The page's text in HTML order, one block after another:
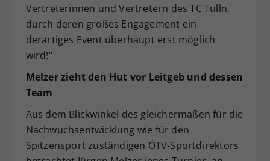
Vertreterinnen und Vertretern des TC Tulln,
durch deren großes Engagement ein
derartiges Event überhaupt erst möglich
wird!“
Melzer zieht den Hut vor Leitgeb und dessen
Team
Aus dem Blickwinkel des gleichermaßen für die
Nachwuchsentwicklung wie für den
Spitzensport zuständigen ÖTV-Sportdirektors